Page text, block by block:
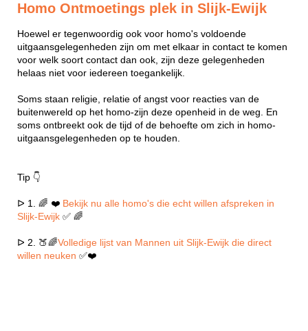
Homo Ontmoetings plek in Slijk-Ewijk
Hoewel er tegenwoordig ook voor homo's voldoende
uitgaansgelegenheden zijn om met elkaar in contact te komen
voor welk soort contact dan ook, zijn deze gelegenheden
helaas niet voor iedereen toegankelijk.
Soms staan religie, relatie of angst voor reacties van de
buitenwereld op het homo-zijn deze openheid in de weg. En
soms ontbreekt ook de tijd of de behoefte om zich in homo-
uitgaansgelegenheden op te houden.
Tip 👇
ᐅ 1. 🌈 ❤️ Bekijk nu alle homo's die echt willen afspreken in
Slijk-Ewijk ✅ 🌈
ᐅ 2. 🍑🌈Volledige lijst van Mannen uit Slijk-Ewijk die direct
willen neuken ✅❤️